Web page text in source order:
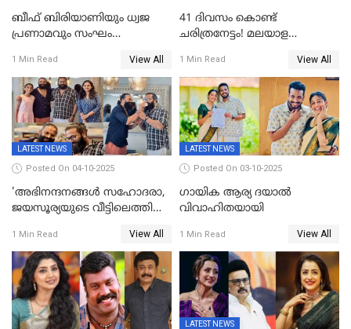
ബീഫ് ബിരിയാണിയും ധ്വജ
പ്രണാമവും സംഘം
നിഗത്തിന്റെ ഹാൽ
സിനിമയ്ക്ക്
സെൻസർബോർഡിന്റെ
കടുംവെട്ട്
1 Min Read View All
41 ദിവസം കൊണ്ട്
ചരിത്രനേട്ടം! മലയാള
അധ്യായം, വിസ്മയമായി
ലോക 300 കോടി ക്ലബ്ബിൽ
1 Min Read View All
LATEST NEWS
Posted On 04-10-2025
'അഭിനന്ദനങ്ങൾ സഹോദരാ,
ജയസൂര്യയുടെ വീട്ടിലെത്തി
ആഘോഷം'
1 Min Read View All
LATEST NEWS
Posted On 03-10-2025
ഗായിക ആര്യ ദയാൽ
വിവാഹിതയായി
1 Min Read View All
LATEST NEWS